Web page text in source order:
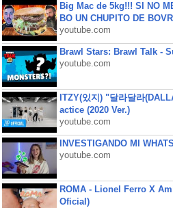
Big Mac de 5kg!!! SI NO
BO UN CHUPITO DE
youtube.com
Brawl Stars: Brawl Talk -
youtube.com
ITZY(있지) "달라달라
actice (2020 Ver.)
youtube.com
INVESTIGANDO MI
youtube.com
ROMA - Lionel Ferro X
Oficial)